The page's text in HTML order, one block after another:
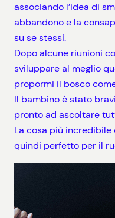
associando l’idea di
abbandono e la
su se stessi.
Dopo alcune riunioni
sviluppare al meglio
propormi il bosco
Il bambino è stato
pronto ad ascoltare
La cosa più incredibile
quindi perfetto per il